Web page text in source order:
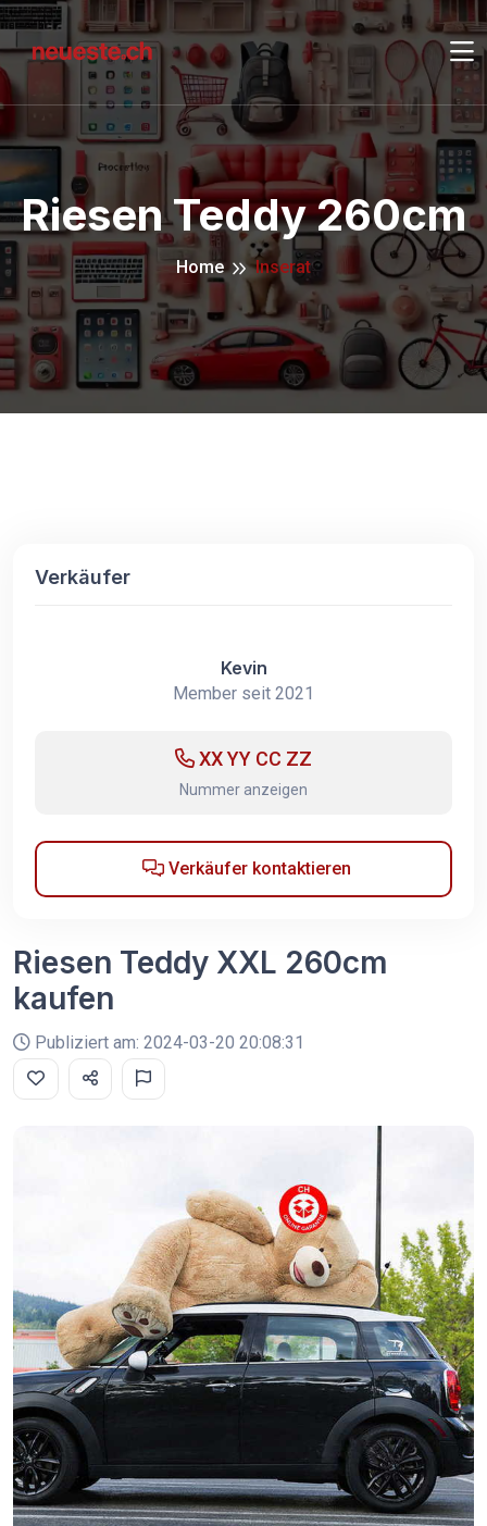
Riesen Teddy 260cm
Home Inserat
Verkäufer
Kevin
Member seit 2021
XX YY CC ZZ
Nummer anzeigen
Verkäufer kontaktieren
Riesen Teddy XXL 260cm
kaufen
Publiziert am: 2024-03-20 20:08:31